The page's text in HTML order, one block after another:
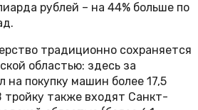
рублей – на 44% больше по
традиционно сохраняется
областью: здесь за
на покупку машин более 17,5
тройку также входят Санкт-